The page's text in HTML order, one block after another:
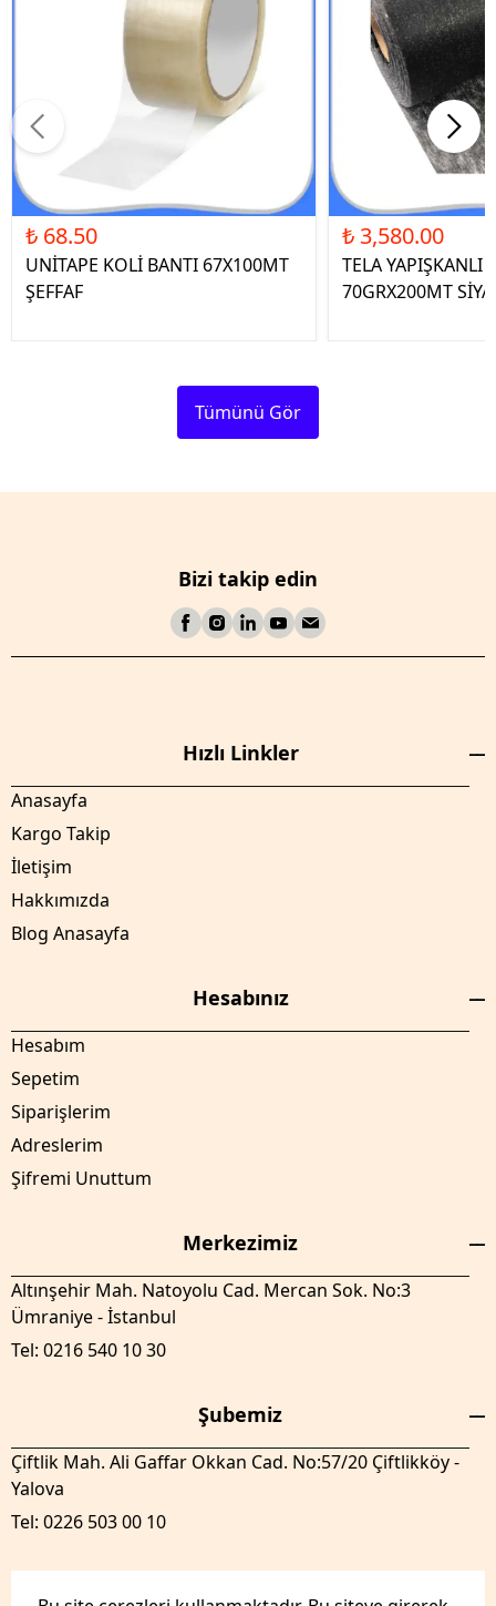
₺ 68.50
UNİTAPE KOLİ BANTI 67X100MT
ŞEFFAF
₺ 3,580.00
TELA YAPIŞKANLI
70GRX200MT
Tümünü Gör
Bizi takip edin
Hızlı Linkler
Anasayfa
Kargo Takip
İletişim
Hakkımızda
Blog Anasayfa
Hesabınız
Hesabım
Sepetim
Siparişlerim
Adreslerim
Şifremi Unuttum
Merkezimiz
Altınşehir Mah. Natoyolu Cad. Mercan Sok. No:3
Ümraniye - İstanbul
Tel: 0216 540 10 30
Şubemiz
Çiftlik Mah. Ali Gaffar Okkan Cad. No:57/20 Çiftlikköy -
Yalova
Tel: 0226 503 00 10